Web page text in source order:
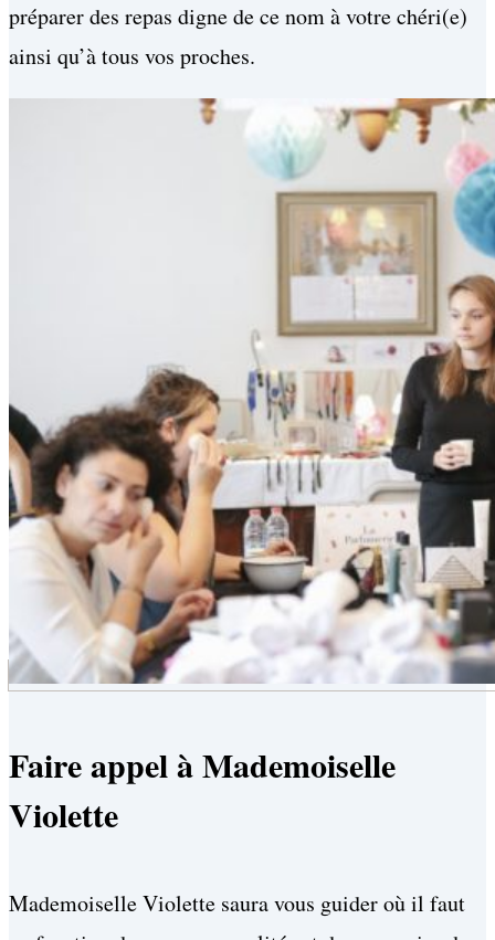
préparer des repas digne de ce nom à votre chéri(e)
ainsi qu’à tous vos proches.
Faire appel à Mademoiselle
Violette
Mademoiselle Violette saura vous guider où il faut